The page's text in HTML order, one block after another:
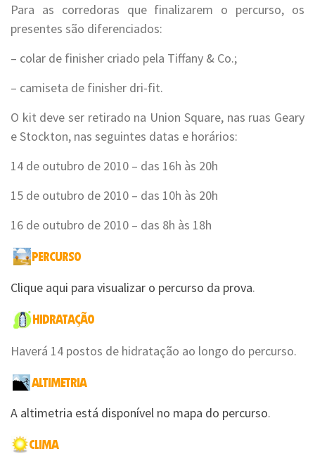
Para as corredoras que finalizarem o percurso, os
presentes são diferenciados:
– colar de finisher criado pela Tiffany & Co.;
– camiseta de finisher dri-fit.
O kit deve ser retirado na Union Square, nas ruas Geary
e Stockton, nas seguintes datas e horários:
14 de outubro de 2010 – das 16h às 20h
15 de outubro de 2010 – das 10h às 20h
16 de outubro de 2010 – das 8h às 18h
Clique aqui para visualizar o percurso da prova.
Haverá 14 postos de hidratação ao longo do percurso.
A altimetria está disponível no mapa do percurso.